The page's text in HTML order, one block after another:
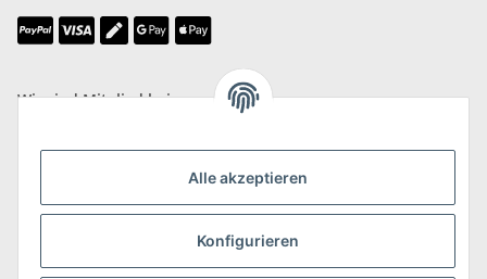
Alle akzeptieren
Konfigurieren
Wir sind Mitglied bei